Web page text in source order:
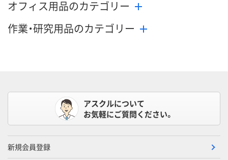
オフィス用品のカテゴリー
作業・研究用品のカテゴリー
アスクルについて
お気軽にご質問ください。
新規会員登録